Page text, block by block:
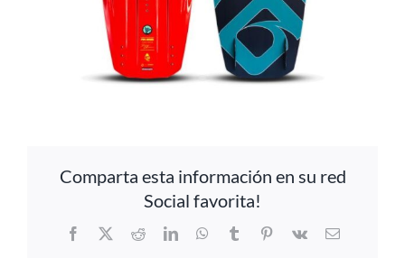
Comparta esta información en su red
Social favorita!
Facebook
X RedditLinkedInWhatsApp
TumblrPinterest
Vk Email